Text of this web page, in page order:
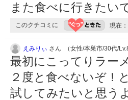
また食べに行きたい
このクチコミに 現在：
えみりぃ さん （女性/本巣市/30代/Lv.8
最初にこってりラー
２度と食べないぞ！
試してみたいと思う